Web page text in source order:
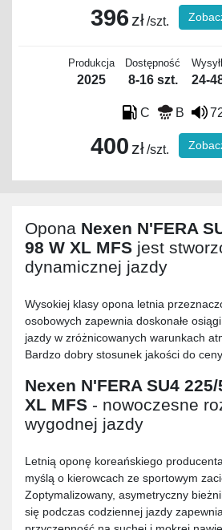
396 zł/szt.
Produkcja
2025
Dostępność
8-16 szt. 24-
C B
400 zł/szt.
Opona Nexen N'FERA
98 W XL MFS jest
dynamicznej jazdy
Wysokiej klasy opona letnia
osobowych zapewnia doskonałe
jazdy w zróżnicowanych warunkach
Bardzo dobry stosunek jakości do ceny.
Nexen N'FERA SU4
XL MFS - nowoczesne
wygodnej jazdy
Letnią oponę koreańskiego
myślą o kierowcach ze sportowym
Zoptymalizowany, asymetryczny
się podczas codziennej jazdy